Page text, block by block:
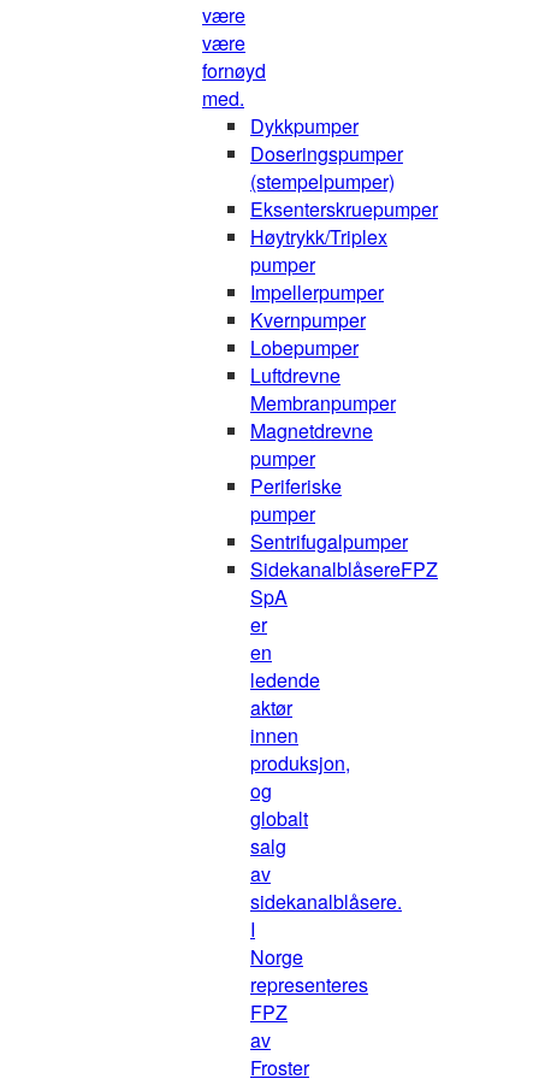
være
være
fornøyd
med.
Dykkpumper
Doseringspumper
(stempelpumper)
Eksenterskruepumper
Høytrykk/Triplex
pumper
Impellerpumper
Kvernpumper
Lobepumper
Luftdrevne
Membranpumper
Magnetdrevne
pumper
Periferiske
pumper
Sentrifugalpumper
SidekanalblåsereFPZ
SpA
er
en
ledende
aktør
innen
produksjon,
og
globalt
salg
av
sidekanalblåsere.
I
Norge
representeres
FPZ
av
Froster